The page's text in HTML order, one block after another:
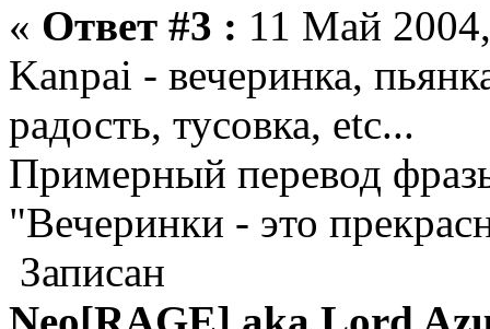
« Ответ #3 : 11 Май
Kanpai - вечеринка,
радость, тусовка, etc...
Примерный перевод
"Вечеринки - это
Записан